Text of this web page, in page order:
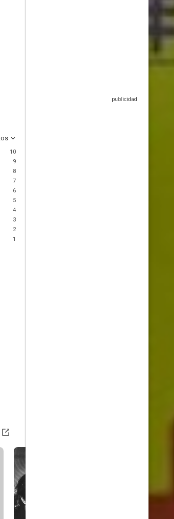
10
9
8
7
6
5
4
3
2
1